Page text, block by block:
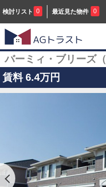
検討リスト 0 最近見た物件 0
バーミィ・ブリーズ（
賃料 6.4万円